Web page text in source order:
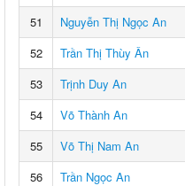
51
Nguyễn Thị Ngọc An
52
Trần Thị Thùy Ân
53
Trịnh Duy An
54
Võ Thành An
55
Võ Thị Nam An
56
Trần Ngọc An